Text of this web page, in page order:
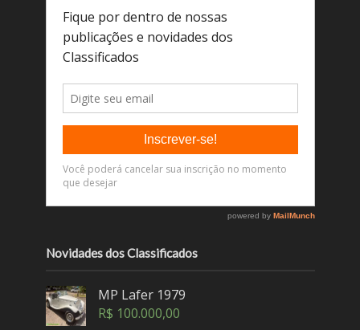
Novidades dos Classificados
MP Lafer 1979
R$ 100.000,00